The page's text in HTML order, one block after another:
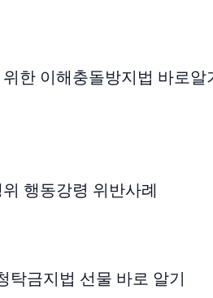
한 이해충돌방지법 바로알
행동강령 위반사례
탁금지법 선물 바로 알기